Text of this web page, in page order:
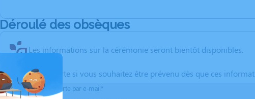
Déroulé des obsèques
Les informations sur la cérémonie seront bientôt disponibles.
Activez une alerte si vous souhaitez être prévenu dès que ces
Recevoir une alerte par e-mail*